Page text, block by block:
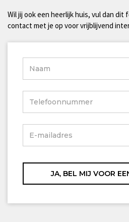
Wil jij ook een heerlijk huis, vul dan dit
contact met je op voor vrijblijvend